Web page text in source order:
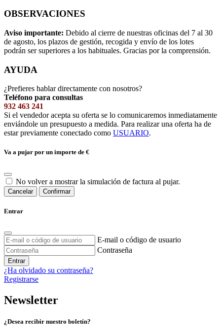
OBSERVACIONES
Aviso importante: Debido al cierre de nuestras oficinas del 7 al 30
de agosto, los plazos de gestión, recogida y envío de los lotes
podrán ser superiores a los habituales. Gracias por la comprensión.
AYUDA
¿Prefieres hablar directamente con nosotros?
Teléfono para consultas
932 463 241
Si el vendedor acepta su oferta se lo comunicaremos inmediatamente
enviándole un presupuesto a medida. Para realizar una oferta ha de
estar previamente conectado como USUARIO.
Va a pujar por un importe de €
No volver a mostrar la simulación de factura al pujar.
Cancelar Confirmar
Entrar
E-mail o código de usuario
Contraseña
Entrar
¿Ha olvidado su contraseña?
Registrarse
Newsletter
¿Desea recibir nuestro boletín?